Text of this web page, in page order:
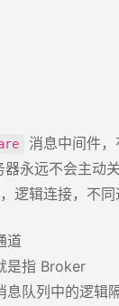
消息中间件
器永远不会主动
逻辑连接，不
道
是指 Broker
息队列中的逻辑